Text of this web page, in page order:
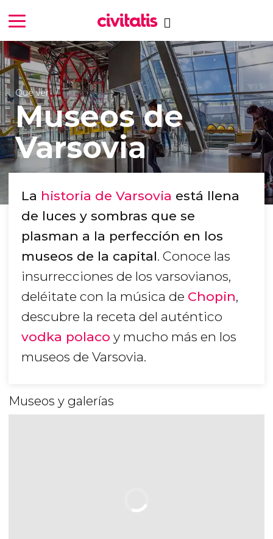
Qué ver
Museos de
Varsovia
La historia de Varsovia está llena
de luces y sombras que se
plasman a la perfección en los
museos de la capital. Conoce las
insurrecciones de los varsovianos,
deléitate con la música de Chopin,
descubre la receta del auténtico
vodka polaco y mucho más en los
museos de Varsovia.
Museos y galerías